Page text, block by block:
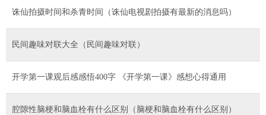
诛仙拍摄时间和杀青时间（诛仙电视剧拍摄有最新的消息吗）
民间趣味对联大全（民间趣味对联）
开学第一课观后感感悟400字 《开学第一课》感想心得通用
腔隙性脑梗和脑血栓有什么区别（脑梗和脑血栓有什么区别）